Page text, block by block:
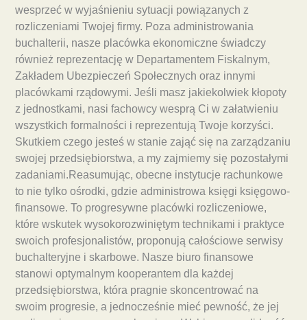
wesprzeć w wyjaśnieniu sytuacji powiązanych z
rozliczeniami Twojej firmy. Poza administrowania
buchalterii, nasze placówka ekonomiczne świadczy
również reprezentację w Departamentem Fiskalnym,
Zakładem Ubezpieczeń Społecznych oraz innymi
placówkami rządowymi. Jeśli masz jakiekolwiek kłopoty
z jednostkami, nasi fachowcy wesprą Ci w załatwieniu
wszystkich formalności i reprezentują Twoje korzyści.
Skutkiem czego jesteś w stanie zająć się na zarządzaniu
swojej przedsiębiorstwa, a my zajmiemy się pozostałymi
zadaniami.Reasumując, obecne instytucje rachunkowe
to nie tylko ośrodki, gdzie administrowa księgi księgowo-
finansowe. To progresywne placówki rozliczeniowe,
które wskutek wysokorozwiniętym technikami i praktyce
swoich profesjonalistów, proponują całościowe serwisy
buchalteryjne i skarbowe. Nasze biuro finansowe
stanowi optymalnym kooperantem dla każdej
przedsiębiorstwa, która pragnie skoncentrować na
swoim progresie, a jednocześnie mieć pewność, że jej